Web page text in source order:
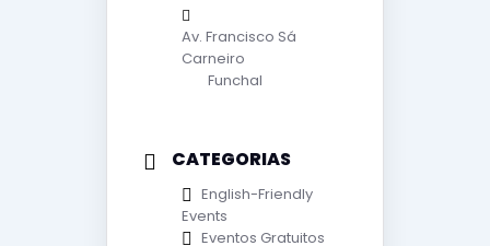
Av. Francisco Sá
Carneiro
Funchal
CATEGORIAS
English-Friendly
Events
Eventos Gratuitos